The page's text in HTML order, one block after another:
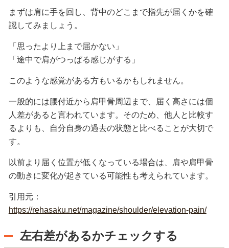
まずは肩に手を回し、背中のどこまで指先が届くかを確
認してみましょう。
「思ったより上まで届かない」
「途中で肩がつっぱる感じがする」
このような感覚がある方もいるかもしれません。
一般的には腰付近から肩甲骨周辺まで、届く高さには個
人差があると言われています。そのため、他人と比較す
るよりも、自分自身の過去の状態と比べることが大切で
す。
以前より届く位置が低くなっている場合は、肩や肩甲骨
の動きに変化が起きている可能性も考えられています。
引用元：
https://rehasaku.net/magazine/shoulder/elevation-pain/
左右差があるかチェックする